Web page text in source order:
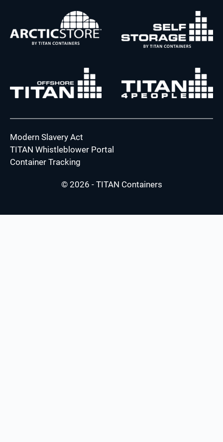
Modern Slavery Act
TITAN Whistleblower Portal
Container Tracking
© 2026 - TITAN Containers